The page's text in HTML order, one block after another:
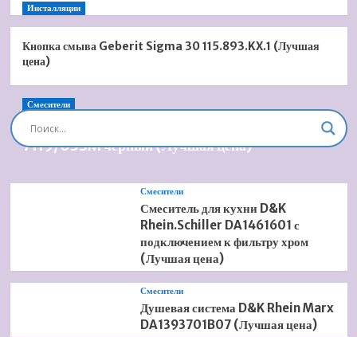
Инсталляции
Кнопка смыва Geberit Sigma 30 115.893.KX.1 (Лучшая
цена)
Смесители
Душевая система встроенная Timo Briana SX-
7119/03SM черный (Лучшая цена)
Смесители
Смеситель для кухни D&K
Rhein.Schiller DA1461601 с
подключением к фильтру хром
(Лучшая цена)
Смесители
Душевая система D&K Rhein Marx
DA1393701B07 (Лучшая цена)